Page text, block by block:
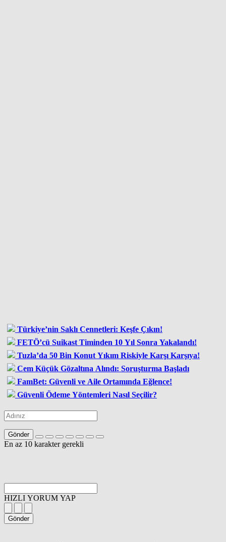
Türkiye’nin Saklı Cennetleri: Keşfe Çıkın!
FETÖ’cü Suikast Timinden 10 Yıl Sonra Yakalandı!
Tuzla’da 50 Bin Konut Yıkım Riskiyle Karşı Karşıya!
Cem Küçük Gözaltına Alındı: Soruşturma Başladı
FamBet: Güvenli ve Aile Ortamında Eğlence!
Güvenli Ödeme Yöntemleri Nasıl Seçilir?
Gönder
En az 10 karakter gerekli
HIZLI YORUM YAP
Gönder